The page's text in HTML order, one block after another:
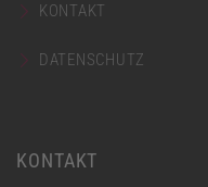
KONTAKT
DATENSCHUTZ
KONTAKT